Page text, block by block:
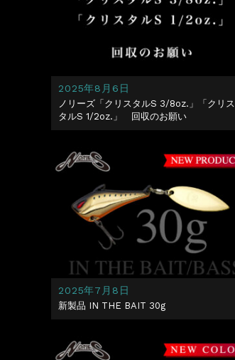
2025年8月6日
ノリーズ「クリスタルS 3/8oz.」「クリス
タルS 1/2oz.」 回収のお願い
2025年7月8日
新製品 IN THE BAIT 30g